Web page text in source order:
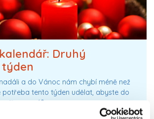
Druhý
a do Vánoc nám chybí méně než
potřeba tento týden udělat, abyste do
připravené?